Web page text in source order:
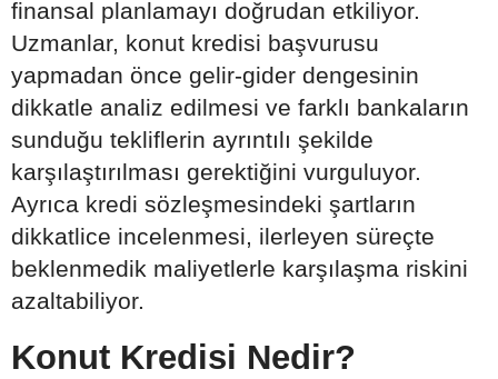
finansal planlamayı doğrudan etkiliyor.
Uzmanlar, konut kredisi başvurusu
yapmadan önce gelir-gider dengesinin
dikkatle analiz edilmesi ve farklı bankaların
sunduğu tekliflerin ayrıntılı şekilde
karşılaştırılması gerektiğini vurguluyor.
Ayrıca kredi sözleşmesindeki şartların
dikkatlice incelenmesi, ilerleyen süreçte
beklenmedik maliyetlerle karşılaşma riskini
azaltabiliyor.
Konut Kredisi Nedir?